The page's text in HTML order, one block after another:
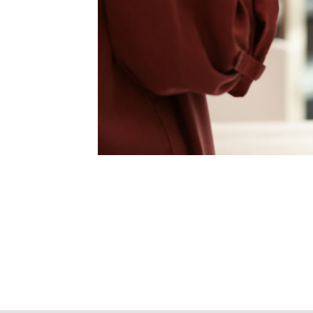
Sonntag
Unser Center ist aus